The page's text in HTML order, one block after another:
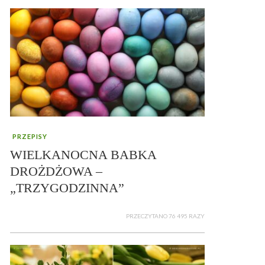
PRZEPISY
WIELKANOCNA BABKA
DROŻDŻOWA –
„TRZYGODZINNA”
PRZECZYTANO 76 495 RAZY